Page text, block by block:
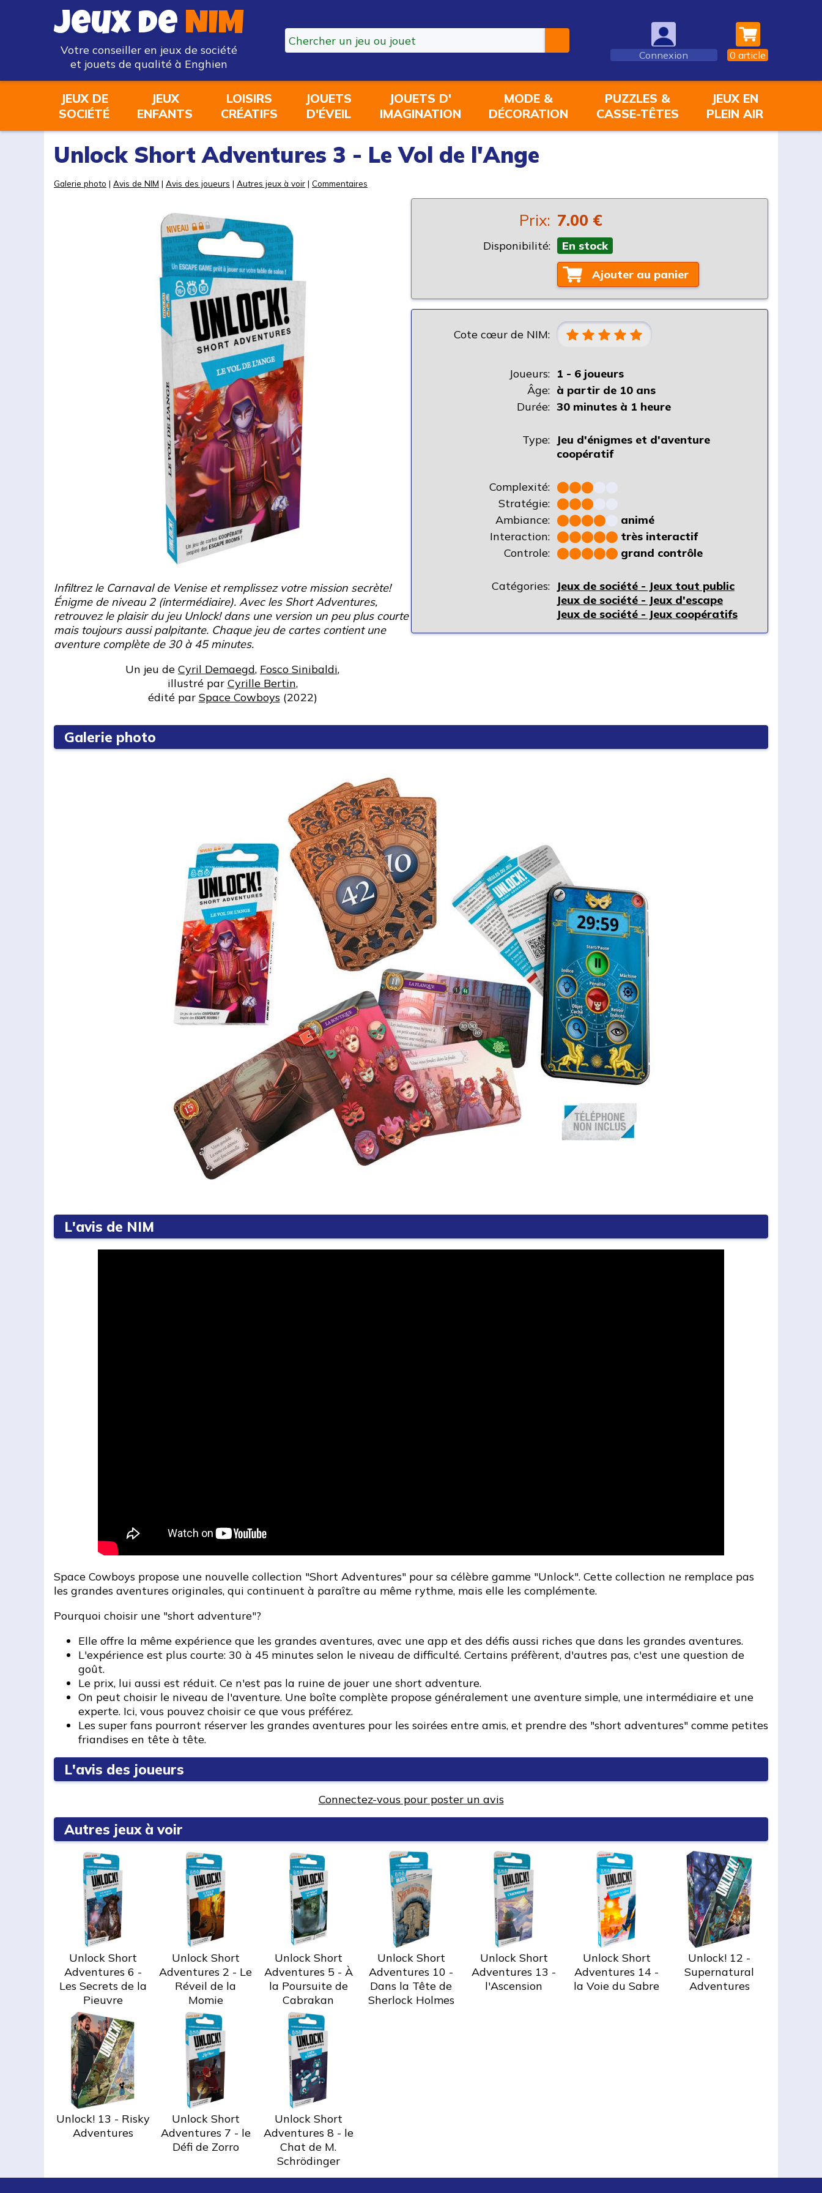
Jeux de NIM
Votre conseiller en jeux de société
et jouets de qualité à Enghien
Connexion 0 article
JEUX DE
SOCIÉTÉ
JEUX
ENFANTS
LOISIRS
CRÉATIFS
JOUETS
D'ÉVEIL
JOUETS D'
IMAGINATION
MODE &
DÉCORATION
PUZZLES &
CASSE-TÊTES
JEUX EN
PLEIN AIR
Unlock Short Adventures 3 - Le Vol de l'Ange
Galerie photo | Avis de NIM | Avis des joueurs | Autres jeux à voir | Commentaires
Infiltrez le Carnaval de Venise et remplissez votre mission secrète!
Énigme de niveau 2 (intermédiaire). Avec les Short Adventures,
retrouvez le plaisir du jeu Unlock! dans une version un peu plus courte
mais toujours aussi palpitante. Chaque jeu de cartes contient une
aventure complète de 30 à 45 minutes.
Un jeu de Cyril Demaegd, Fosco Sinibaldi,
illustré par Cyrille Bertin,
édité par Space Cowboys(2022)
Prix: 7.00 €
Disponibilité: En stock
Ajouter au panier
Cote cœur de NIM:
Joueurs: 1 - 6 joueurs
Âge: à partir de 10 ans
Durée: 30 minutes à 1 heure
Type:
Jeu d'énigmes et d'aventure
coopératif
Complexité: ⬤⬤⬤
Stratégie: ⬤⬤⬤
Ambiance: ⬤⬤⬤⬤
animé
Interaction: ⬤⬤⬤⬤⬤ très interactif
Controle: ⬤⬤⬤⬤⬤ grand contrôle
Catégories:
Jeux de société - Jeux tout public
Jeux de société - Jeux d'escape
Jeux de société - Jeux coopératifs
Galerie photo
L'avis de NIM
Space Cowboys propose une nouvelle collection "Short Adventures" pour sa célèbre gamme "Unlock". Cette collection ne remplace pas
les grandes aventures originales, qui continuent à paraître au même rythme, mais elle les complémente.
Pourquoi choisir une "short adventure"?
Elle offre la même expérience que les grandes aventures, avec une app et des défis aussi riches que dans les grandes aventures.
L'expérience est plus courte: 30 à 45 minutes selon le niveau de difficulté. Certains préfèrent, d'autres pas, c'est une question de
goût.
Le prix, lui aussi est réduit. Ce n'est pas la ruine de jouer une short adventure.
On peut choisir le niveau de l'aventure. Une boîte complète propose généralement une aventure simple, une intermédiaire et une
experte. Ici, vous pouvez choisir ce que vous préférez.
Les super fans pourront réserver les grandes aventures pour les soirées entre amis, et prendre des "short adventures" comme petites
friandises en tête à tête.
L'avis des joueurs
Connectez-vous pour poster un avis
Autres jeux à voir
Unlock Short
Adventures 6 -
Les Secrets de la
Pieuvre
Unlock Short
Adventures 2 - Le
Réveil de la
Momie
Unlock Short
Adventures 5 - À
la Poursuite de
Cabrakan
Unlock Short
Adventures 10 -
Dans la Tête de
Sherlock Holmes
Unlock Short
Adventures 13 -
l'Ascension
Unlock Short
Adventures 14 -
la Voie du Sabre
Unlock! 12 -
Supernatural
Adventures
Unlock! 13 - Risky
Adventures
Unlock Short
Adventures 7 - le
Défi de Zorro
Unlock Short
Adventures 8 - le
Chat de M.
Schrödinger